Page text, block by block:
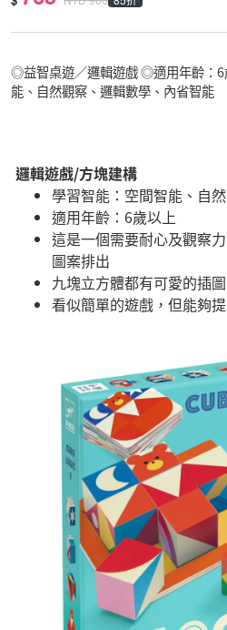
◎益智桌遊／邏輯遊戲 ◎適用年齡：
能、自然觀察、邏輯數學、內省智能
邏輯遊戲/方塊建構
學習智能：空間智能、自
適用年齡：6歲以上
這是一個需要耐心及觀察
圖案排出
九塊立方體都有可愛的插
看似簡單的遊戲，但能夠